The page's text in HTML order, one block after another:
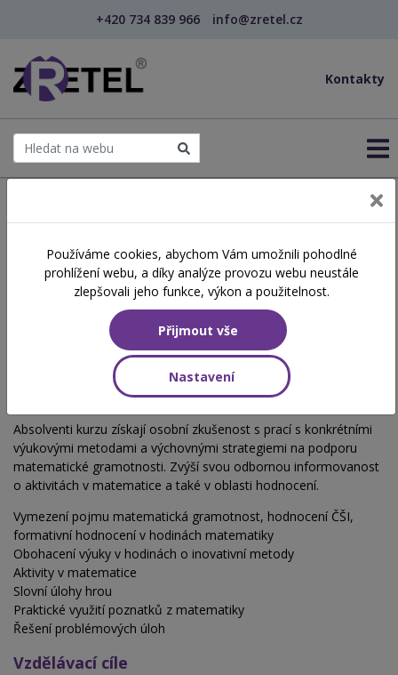
+420 734 839 966 info@zretel.cz
Kontakty
Matematická gramotnost v
kostce
Hodinová dotace
6 vyučovacích hodin
Absolventi kurzu získají osobní zkušenost s prací s konkrétními
výukovými metodami a výchovnými strategiemi na podporu
matematické gramotnosti. Zvýší svou odbornou informovanost
o aktivitách v matematice a také v oblasti hodnocení.
Vymezení pojmu matematická gramotnost, hodnocení ČŠI,
formativní hodnocení v hodinách matematiky
Obohacení výuky v hodinách o inovativní metody
Aktivity v matematice
Slovní úlohy hrou
Praktické využití poznatků z matematiky
Řešení problémových úloh
Vzdělávací cíle
Používáme cookies, abychom Vám umožnili pohodlné
prohlížení webu, a díky analýze provozu webu neustále
zlepšovali jeho funkce, výkon a použitelnost.
Přijmout vše
Nastavení